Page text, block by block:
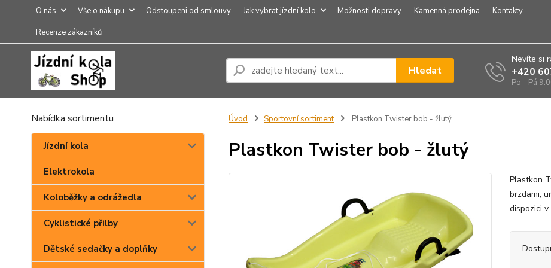
O nás Vše o nákupu Odstoupeni od smlouvy Jak vybrat jízdní kolo Možnosti dopravy Kamenná prodejna
Kontakty
Recenze zákazníků
Hledat
Nevíte si
+420
Po - Pá
Nabídka sortimentu
Jízdní kola
Elektrokola
Koloběžky a odrážedla
Cyklistické přilby
Dětské sedačky a doplňky
Úvod Sportovní sortiment Plastkon Twister bob - žlutý
Plastkon Twister bob - žlutý
Plastkon
brzdami,
dispozici